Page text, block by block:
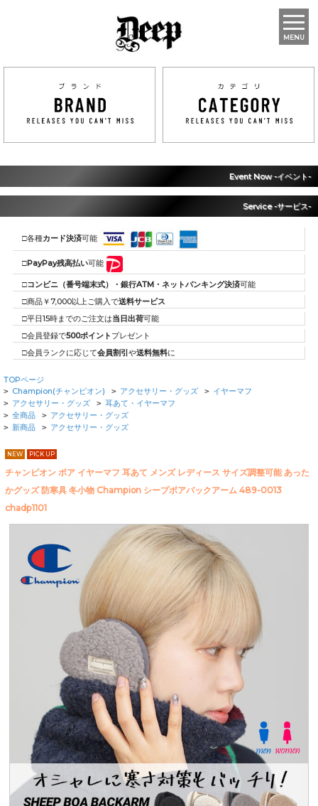
MENU
Event Now -イベント-
Service -サービス-
□各種カード決済可能
□PayPay残高払い可能
□コンビニ（番号端末式）・銀行ATM・ネットバンキング決済可能
□商品￥7,000以上ご購入で送料サービス
□平日15時までのご注文は当日出荷可能
□会員登録で500ポイント プレゼント
□会員ランクに応じて会員割引や送料無料に
TOPページ
> Champion(チャンピオン) > アクセサリー・グッズ > イヤーマフ
> アクセサリー・グッズ > 耳あて・イヤーマフ
> 全商品 > アクセサリー・グッズ
> 新商品 > アクセサリー・グッズ
NEW PICK UP
チャンピオン ボア イヤーマフ 耳あて メンズ レディース サイズ調整可能 あった
かグッズ 防寒具 冬小物 Champion シープボアバックアーム 489-0013
chadp1101